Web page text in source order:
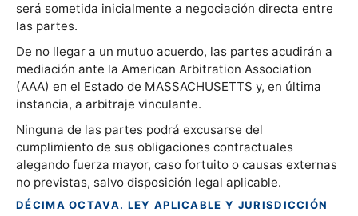
será sometida inicialmente a negociación directa entre
las partes.
De no llegar a un mutuo acuerdo, las partes acudirán a
mediación ante la American Arbitration Association
(AAA) en el Estado de MASSACHUSETTS y, en última
instancia, a arbitraje vinculante.
Ninguna de las partes podrá excusarse del
cumplimiento de sus obligaciones contractuales
alegando fuerza mayor, caso fortuito o causas externas
no previstas, salvo disposición legal aplicable.
DÉCIMA OCTAVA. LEY APLICABLE Y JURISDICCIÓN